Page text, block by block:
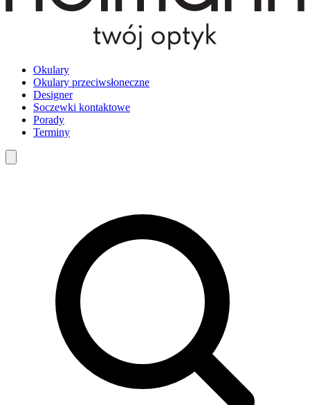
Okulary
Okulary przeciwsłoneczne
Designer
Soczewki kontaktowe
Porady
Terminy